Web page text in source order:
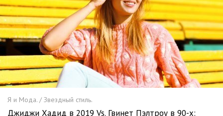
Я и Мода. / Звездный стиль.
Джиджи Хадид в 2019 Vs. Гвинет Пэлтроу в 90-х: